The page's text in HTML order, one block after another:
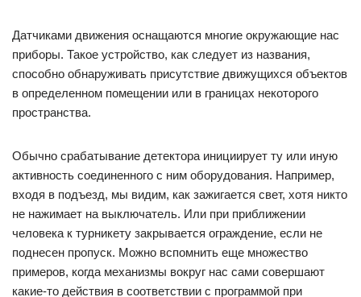
Датчиками движения оснащаются многие окружающие нас
приборы. Такое устройство, как следует из названия,
способно обнаруживать присутствие движущихся объектов
в определенном помещении или в границах некоторого
пространства.
Обычно срабатывание детектора инициирует ту или иную
активность соединенного с ним оборудования. Например,
входя в подъезд, мы видим, как зажигается свет, хотя никто
не нажимает на выключатель. Или при приближении
человека к турникету закрывается ограждение, если не
поднесен пропуск. Можно вспомнить еще множество
примеров, когда механизмы вокруг нас сами совершают
какие-то действия в соответствии с программой при